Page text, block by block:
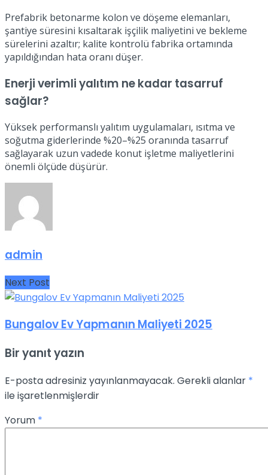
Prefabrik betonarme kolon ve döşeme elemanları,
şantiye süresini kısaltarak işçilik maliyetini ve bekleme
sürelerini azaltır; kalite kontrolü fabrika ortamında
yapıldığından hata oranı düşer.
Enerji verimli yalıtım ne kadar tasarruf
sağlar?
Yüksek performanslı yalıtım uygulamaları, ısıtma ve
soğutma giderlerinde %20–%25 oranında tasarruf
sağlayarak uzun vadede konut işletme maliyetlerini
önemli ölçüde düşürür.
admin
Next Post
Bungalov Ev Yapmanın Maliyeti 2025
Bir yanıt yazın
E-posta adresiniz yayınlanmayacak. Gerekli alanlar *
ile işaretlenmişlerdir
Yorum *